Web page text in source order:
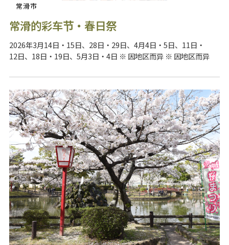
常滑市
常滑的彩车节・春日祭
2026年3月14日・15日、28日・29日、4月4日・5日、11日・
12日、18日・19日、5月3日・4日 ※ 因地区而异 ※ 因地区而异